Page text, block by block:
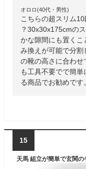
オロロ(40代・男性)
こちらの超スリム
？30x30x175cmの
かな隙間にも置くこ
み換えが可能で分
の靴の高さに合わせ
も工具不要でで簡
る商品でお勧めです。
15